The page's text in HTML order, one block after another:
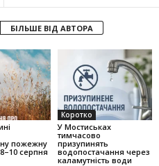
БІЛЬШЕ ВІД АВТОРА
пожежну
серпня
Коротко
У Мостиськах
тимчасово
призупинять
водопостачання через
каламутність води